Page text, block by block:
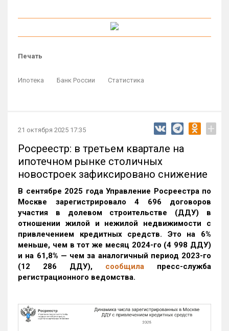
Печать
Ипотека Банк России Статистика
21 октября 2025 17:35 +
Росреестр: в третьем квартале на
ипотечном рынке столичных
новостроек зафиксировано снижение
В сентябре 2025 года Управление Росреестра по
Москве зарегистрировало 4 696 договоров
участия в долевом строительстве (ДДУ) в
отношении жилой и нежилой недвижимости с
привлечением кредитных средств. Это на 6%
меньше, чем в тот же месяц 2024-го (4 998 ДДУ)
и на 61,8% — чем за аналогичный период 2023-го
(12 286 ДДУ), сообщила пресс-служба
регистрационного ведомства.